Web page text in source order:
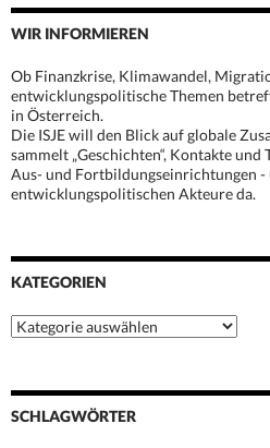
WIR INFORMIEREN
Ob Finanzkrise, Klimawandel,
entwicklungspolitische Themen
in Österreich.
Die ISJE will den Blick auf globale
sammelt „Geschichten“, Kontakte
Aus- und Fortbildungseinrichtungen -
entwicklungspolitischen Akteure da.
KATEGORIEN
Kategorien
SCHLAGWÖRTER